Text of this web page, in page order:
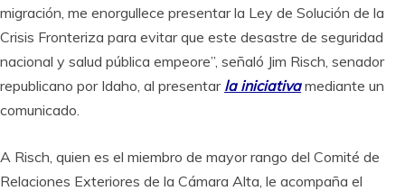
migración, me enorgullece presentar la Ley de Solución de la
Crisis Fronteriza para evitar que este desastre de seguridad
nacional y salud pública empeore”, señaló Jim Risch, senador
republicano por Idaho, al presentar la iniciativamediante un
comunicado.
A Risch, quien es el miembro de mayor rango del Comité de
Relaciones Exteriores de la Cámara Alta, le acompaña el